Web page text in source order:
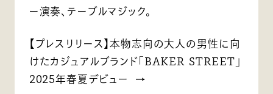
ー演奏、テーブルマジック。
【プレスリリース】本物志向の大人の男性に向
けたカジュアルブランド「BAKER STREET」
2025年春夏デビュー